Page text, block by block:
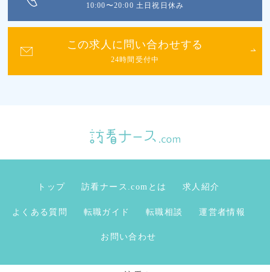
10:00〜20:00 土日祝日休み
この求人に問い合わせする
24時間受付中
トップ 訪看ナース.comとは 求人紹介
よくある質問 転職ガイド 転職相談 運営者情報
お問い合わせ